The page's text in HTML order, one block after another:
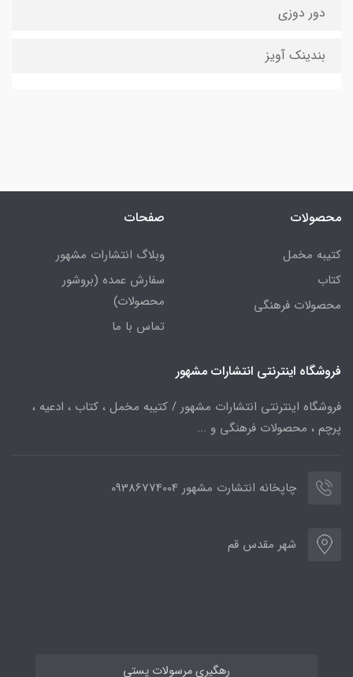
دور دوزی
بندینک آویز
محصولات
کتیبه مخمل
کتاب
محصولات فرهنگی
صفحات
وبلاگ انتشارات مشهور
سفارش عمده (بروشور
محصولات)
تماس با ما
فروشگاه اینترنتی انتشارات مشهور
فروشگاه اینترنتی انتشارات مشهور / کتیبه مخمل ، کتاب ، ادعیه ،
پرچم ، محصولات فرهنگی و ...
چاپخانه انتشارت مشهور 09386774004
شهر مقدس قم
رهگیری مرسولات پستی